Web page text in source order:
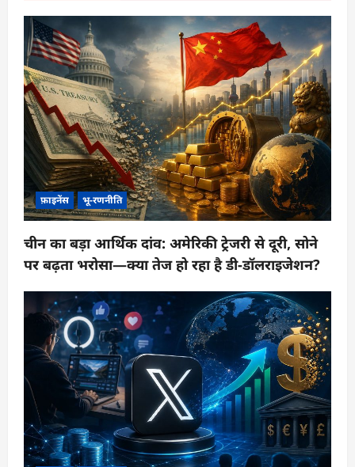
फ़ाइनेंस भू-रणनीति
चीन का बड़ा आर्थिक दांव: अमेरिकी ट्रेजरी से दूरी, सोने
पर बढ़ता भरोसा—क्या तेज हो रहा है डी-डॉलराइजेशन?